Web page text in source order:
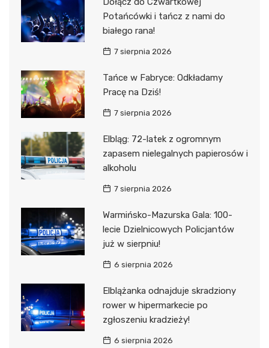
Potańcówki i tańcz z nami do
białego rana!
7 sierpnia 2026
Tańce w Fabryce: Odkładamy
Pracę na Dziś!
7 sierpnia 2026
Elbląg: 72-latek z ogromnym
zapasem nielegalnych papierosów i
alkoholu
7 sierpnia 2026
Warmińsko-Mazurska Gala: 100-
lecie Dzielnicowych Policjantów
już w sierpniu!
6 sierpnia 2026
Elblążanka odnajduje skradziony
rower w hipermarkecie po
zgłoszeniu kradzieży!
6 sierpnia 2026